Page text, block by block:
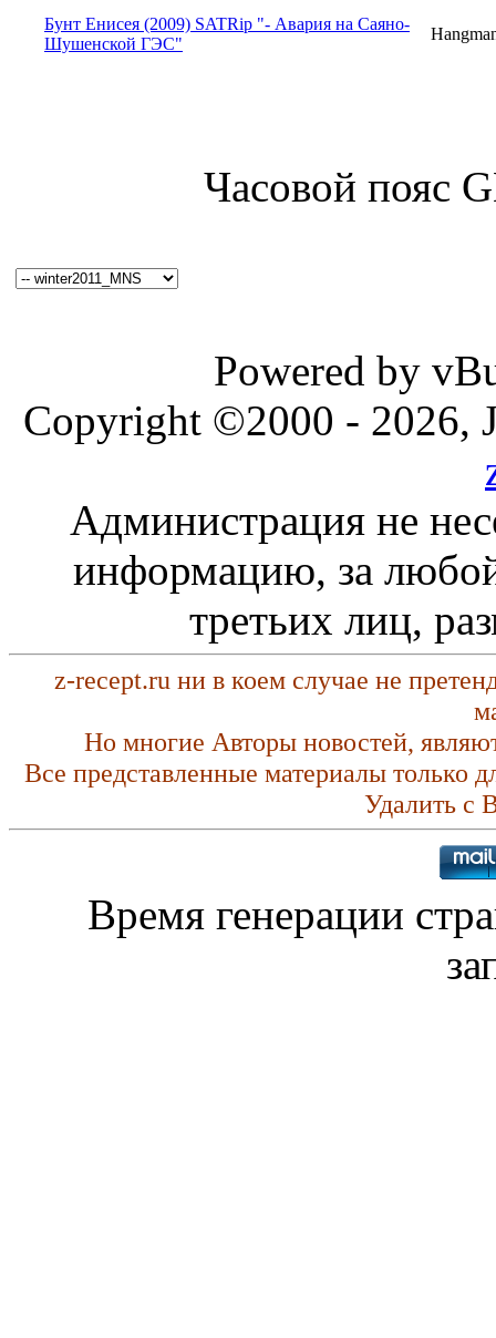
Бунт Енисея (2009) SATRip "- Авария на Саяно-
Шушенской ГЭС"
Часовой пояс
Powered by
Copyright ©2000 - 2026,
Администрация не
информацию, за любой
третьих лиц,
z-recept.ru ни в коем случае не
Но многие Авторы новостей,
Все представленные материалы только
Удалить с
Время генерации